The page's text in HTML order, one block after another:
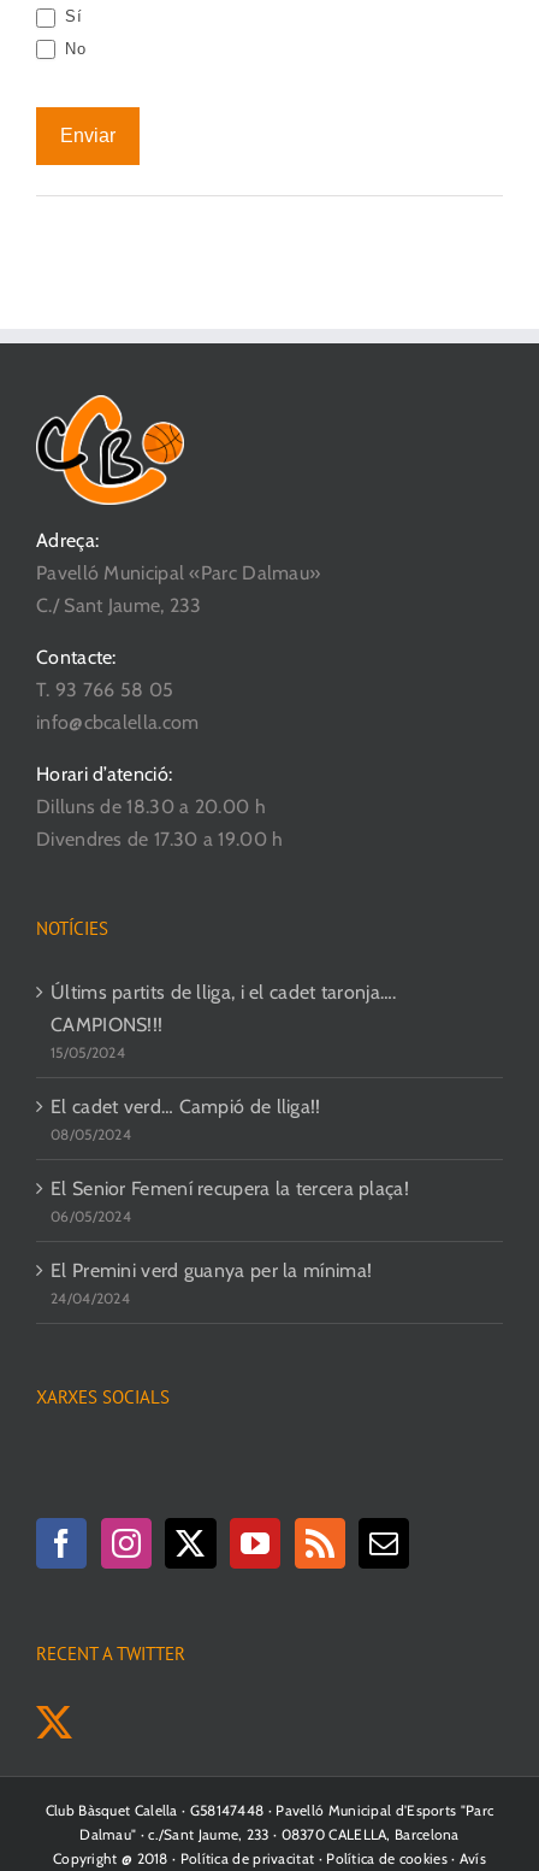
Sí
No
Enviar
Adreça:
Pavelló Municipal «Parc Dalmau»
C./ Sant Jaume, 233
Contacte:
T. 93 766 58 05
info@cbcalella.com
Horari d’atenció:
Dilluns de 18.30 a 20.00 h
Divendres de 17.30 a 19.00 h
NOTÍCIES
Últims partits de lliga, i el cadet taronja….
CAMPIONS!!!
15/05/2024
El cadet verd… Campió de lliga!!
08/05/2024
El Senior Femení recupera la tercera plaça!
06/05/2024
El Premini verd guanya per la mínima!
24/04/2024
XARXES SOCIALS
RECENT A TWITTER
Club Bàsquet Calella · G58147448 · Pavelló Municipal d'Esports "Parc
Dalmau" · c./Sant Jaume, 233 · 08370 CALELLA, Barcelona
Copyright @ 2018 · Política de privacitat · Política de cookies· Avís